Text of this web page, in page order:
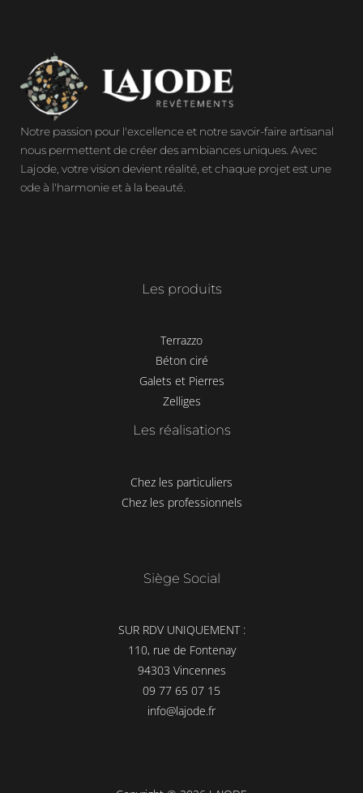
Notre passion pour l'excellence et notre savoir-faire artisanal
nous permettent de créer des ambiances uniques. Avec
Lajode, votre vision devient réalité, et chaque projet est une
ode à l'harmonie et à la beauté.
Les produits
Terrazzo
Béton ciré
Galets et Pierres
Zelliges
Les réalisations
Chez les particuliers
Chez les professionnels
Siège Social
SUR RDV UNIQUEMENT :
110, rue de Fontenay
94303 Vincennes
09 77 65 07 15
info@lajode.fr